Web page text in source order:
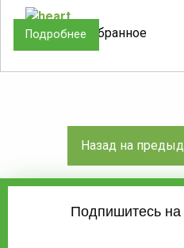
Подробнее
добавить в избранное
Подпишитесь